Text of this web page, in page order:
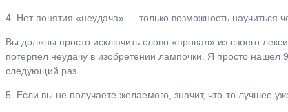
4. Нет понятия «неудача» — только возможность научиться
Вы должны просто исключить слово «провал» из своего
потерпел неудачу в изобретении лампочки. Я просто нашел
следующий раз.
5. Если вы не получаете желаемого, значит, что-то лучшее